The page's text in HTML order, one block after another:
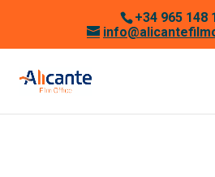
+34 965 148